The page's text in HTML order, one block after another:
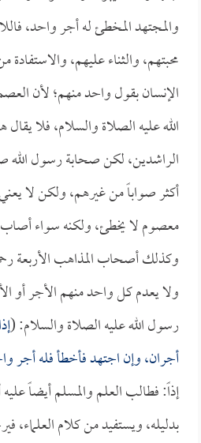
والمجتهد المخطئ له أجر واحد،
محبتهم، والثناء عليهم،
الإنسان بقول واحد منهم؛ لأن
الله عليه الصلاة والسلام، فلا
الراشدين، لكن صحابة رسول الله
أكثر صواباً من غيرهم، ولكن لا
معصوم لا يخطئ، ولكنه سواء
وكذلك أصحاب المذاهب الأربعة
ولا يعدم كل واحد منهم الأجر أو
رسول الله عليه الصلاة والسلام: (
أجران، وإن اجتهد فأخطأ فله أجر
إذاً: فطالب العلم والمسلم أيضاً
بدليله، ويستفيد من كلام العلماء،